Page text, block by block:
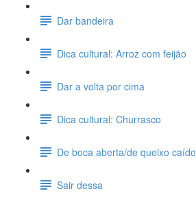
Dar bandeira
Dica cultural: Arroz com feijão
Dar a volta por cima
Dica cultural: Churrasco
De boca aberta/de queixo caído
Sair dessa